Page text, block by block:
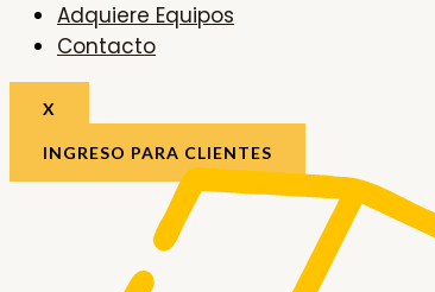
Adquiere Equipos
Contacto
X
INGRESO PARA CLIENTES